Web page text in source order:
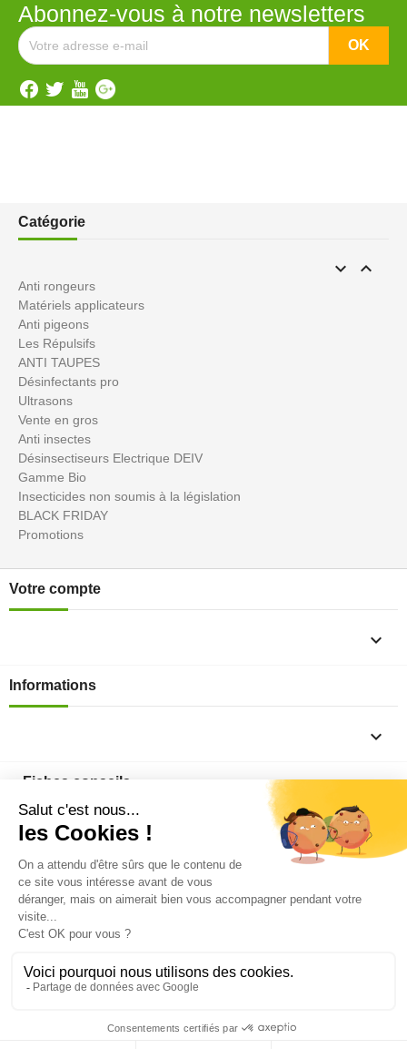
Abonnez-vous à notre newsletters
Catégorie
 
Anti rongeurs
Matériels applicateurs
Anti pigeons
Les Répulsifs
ANTI TAUPES
Désinfectants pro
Ultrasons
Vente en gros
Anti insectes
Désinsectiseurs Electrique DEIV
Gamme Bio
Insecticides non soumis à la législation
BLACK FRIDAY
Promotions
Votre compte

Informations

Fiches conseils

Insecte
Rongeurs
© 2026 - Produit-antinuisible.com